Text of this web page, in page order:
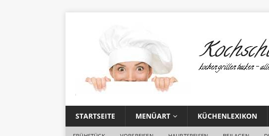
STARTSEITE MENÜART KÜCHENLEXIKON